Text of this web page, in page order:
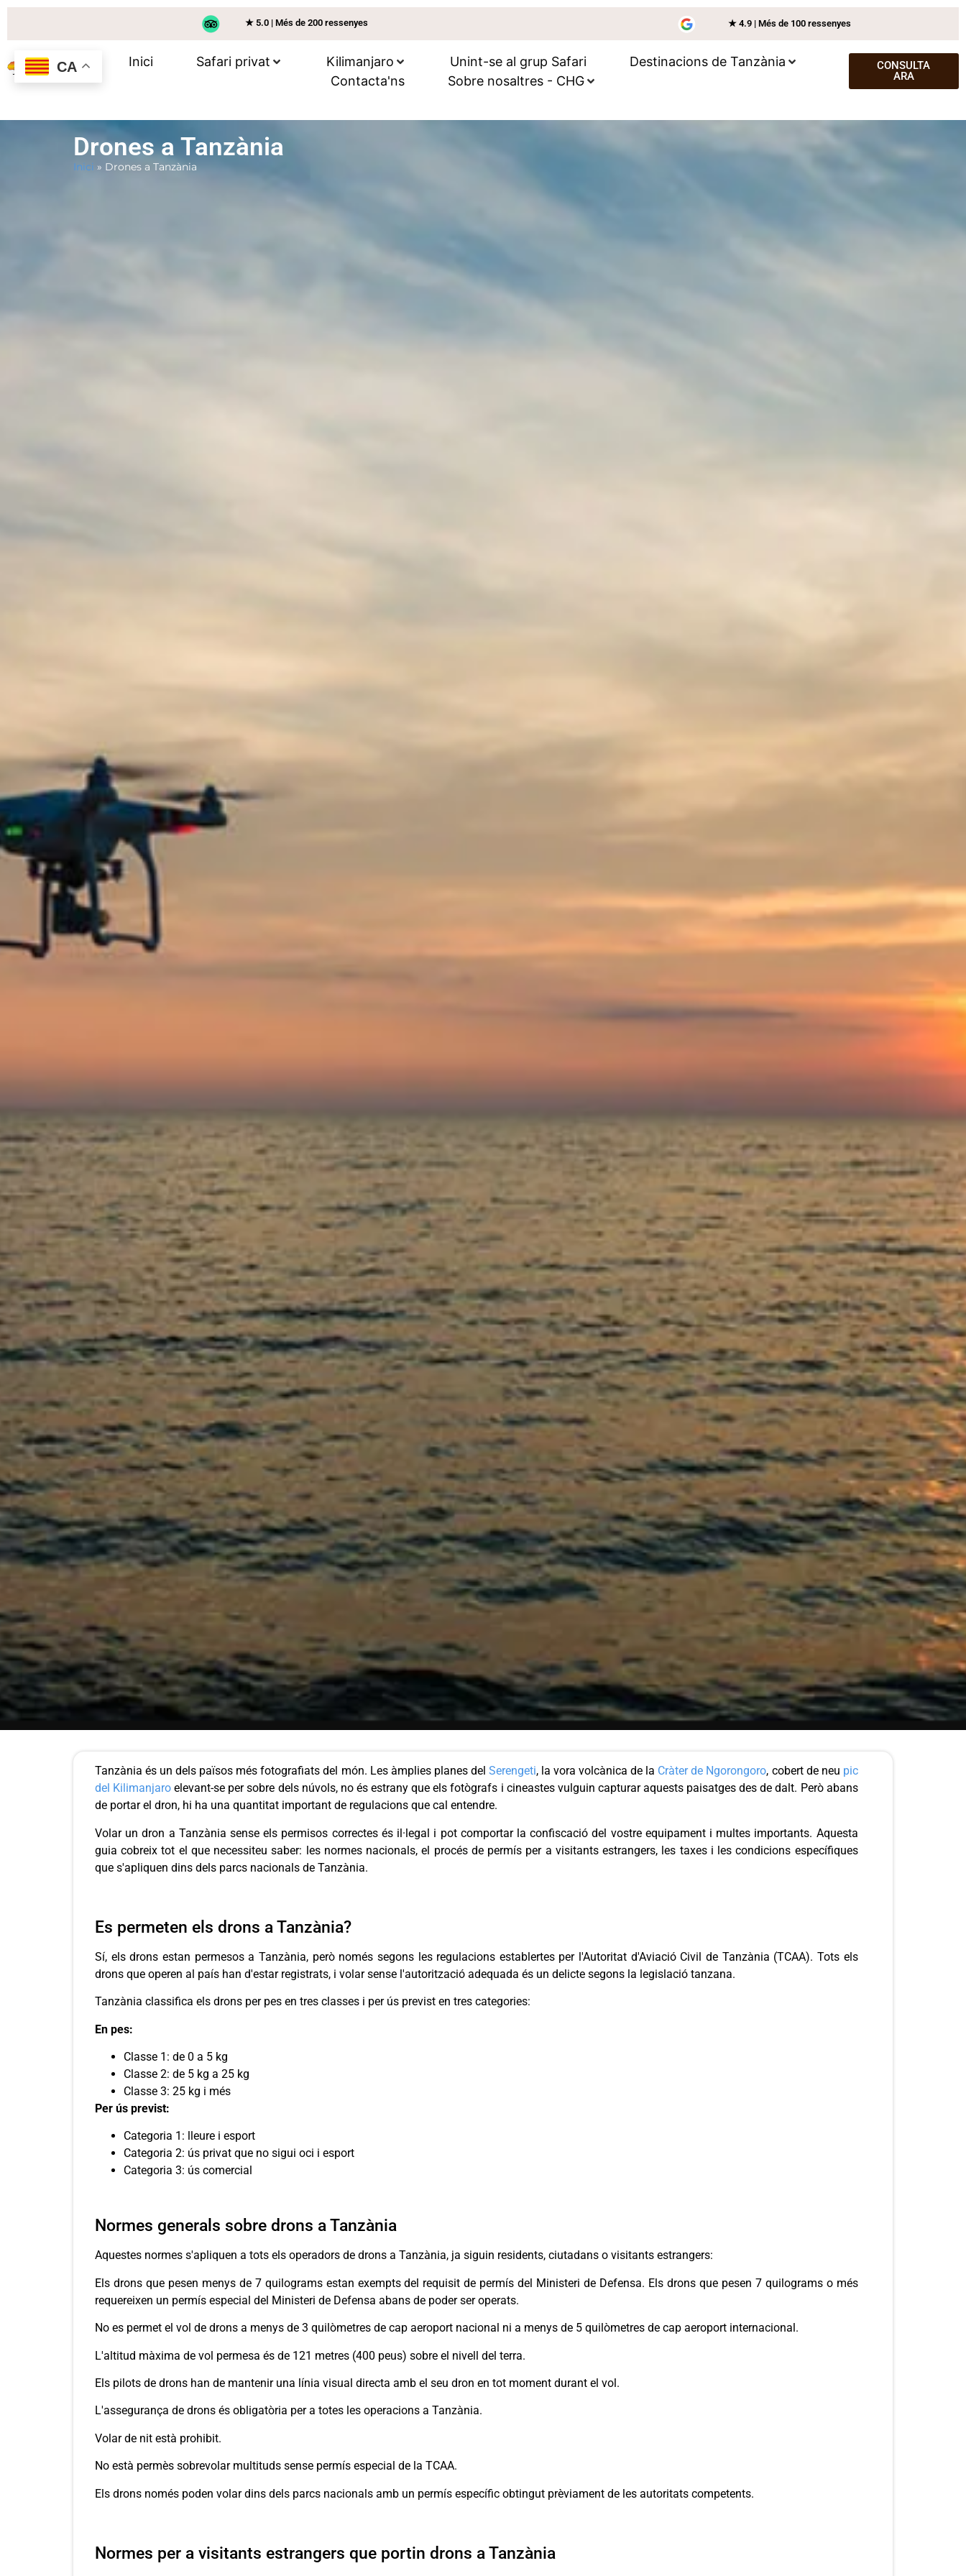
★ 5.0 | Més de 200 ressenyes ★ 4.9 | Més de 100 ressenyes
Inici Safari privat Kilimanjaro Unint-se al grup Safari
Destinacions de Tanzània
Contacta'ns
Sobre nosaltres - CHG
CONSULTA
ARA
Drones a Tanzània
Inici » Drones a Tanzània
Tanzània és un dels països més fotografiats del món. Les àmplies planes del Serengeti, la vora volcànica de la Cràter de Ngorongoro, cobert de neu pic
del Kilimanjaro elevant-se per sobre dels núvols, no és estrany que els fotògrafs i cineastes vulguin capturar aquests paisatges des de dalt. Però abans
de portar el dron, hi ha una quantitat important de regulacions que cal entendre.
Volar un dron a Tanzània sense els permisos correctes és il·legal i pot comportar la confiscació del vostre equipament i multes importants. Aquesta
guia cobreix tot el que necessiteu saber: les normes nacionals, el procés de permís per a visitants estrangers, les taxes i les condicions específiques
que s'apliquen dins dels parcs nacionals de Tanzània.
Es permeten els drons a Tanzània?
Sí, els drons estan permesos a Tanzània, però només segons les regulacions establertes per l'Autoritat d'Aviació Civil de Tanzània (TCAA). Tots els
drons que operen al país han d'estar registrats, i volar sense l'autorització adequada és un delicte segons la legislació tanzana.
Tanzània classifica els drons per pes en tres classes i per ús previst en tres categories:
En pes:
Classe 1: de 0 a 5 kg
Classe 2: de 5 kg a 25 kg
Classe 3: 25 kg i més
Per ús previst:
Categoria 1: lleure i esport
Categoria 2: ús privat que no sigui oci i esport
Categoria 3: ús comercial
Normes generals sobre drons a Tanzània
Aquestes normes s'apliquen a tots els operadors de drons a Tanzània, ja siguin residents, ciutadans o visitants estrangers:
Els drons que pesen menys de 7 quilograms estan exempts del requisit de permís del Ministeri de Defensa. Els drons que pesen 7 quilograms o més
requereixen un permís especial del Ministeri de Defensa abans de poder ser operats.
No es permet el vol de drons a menys de 3 quilòmetres de cap aeroport nacional ni a menys de 5 quilòmetres de cap aeroport internacional.
L'altitud màxima de vol permesa és de 121 metres (400 peus) sobre el nivell del terra.
Els pilots de drons han de mantenir una línia visual directa amb el seu dron en tot moment durant el vol.
L'assegurança de drons és obligatòria per a totes les operacions a Tanzània.
Volar de nit està prohibit.
No està permès sobrevolar multituds sense permís especial de la TCAA.
Els drons només poden volar dins dels parcs nacionals amb un permís específic obtingut prèviament de les autoritats competents.
Normes per a visitants estrangers que portin drons a Tanzània
CA